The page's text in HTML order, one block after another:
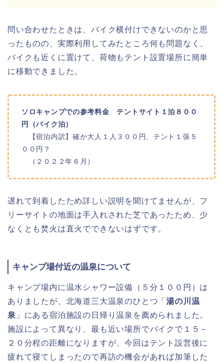
問い合わせたときは、バイク横付けできないのかと思
ったものの、実際利用してみたところ何も問題なく、
バイクも近くに置けて、荷物もテント設置場所に簡単
に移動できました。
ソロキャンプでの参考料金 テントサイト１泊８００
円（バイク泊）
【宿泊内訳】確か大人１人３００円、テント１張５
００円？
（２０２２年６月）
遅れて到着したため詳しい説明を聞けてませんが、フ
リーサイトの地面は手入れされた芝であったため、少
なくとも焚火は直火でできないはずです。
キャンプ場付近の温泉について
キャンプ場内に温水シャワー設備（５分１００円）は
ありましたが、北海道三大温泉のひとつ「湯の川温
泉 」にある宿泊施設の日帰り温泉を薦められました。
施設によって異なり、最も近い場所でバイクで１５－
２０分程の距離になりますが、今回はテント設営後に
疲れて寝てしまったので再訪の機会があれば加筆した